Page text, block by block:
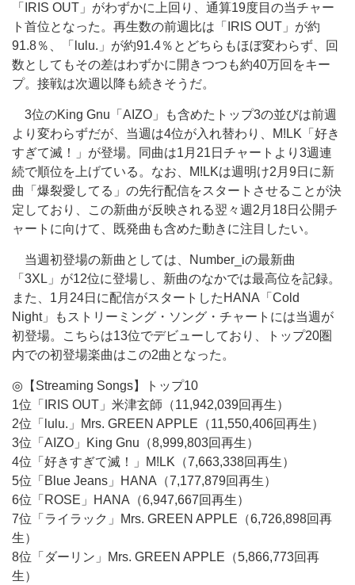
「IRIS OUT」がわずかに上回り、通算19度目の当チャー
ト首位となった。再生数の前週比は「IRIS OUT」が約
91.8％、「lulu.」が約91.4％とどちらもほぼ変わらず、回
数としてもその差はわずかに開きつつも約40万回をキー
プ。接戦は次週以降も続きそうだ。
3位のKing Gnu「AIZO」も含めたトップ3の並びは前週
より変わらずだが、当週は4位が入れ替わり、M!LK「好き
すぎて滅！」が登場。同曲は1月21日チャートより3週連
続で順位を上げている。なお、M!LKは週明け2月9日に新
曲「爆裂愛してる」の先行配信をスタートさせることが決
定しており、この新曲が反映される翌々週2月18日公開チ
ャートに向けて、既発曲も含めた動きに注目したい。
当週初登場の新曲としては、Number_iの最新曲
「3XL」が12位に登場し、新曲のなかでは最高位を記録。
また、1月24日に配信がスタートしたHANA「Cold
Night」もストリーミング・ソング・チャートには当週が
初登場。こちらは13位でデビューしており、トップ20圏
内での初登場楽曲はこの2曲となった。
◎【Streaming Songs】トップ10
1位「IRIS OUT」米津玄師（11,942,039回再生）
2位「lulu.」Mrs. GREEN APPLE（11,550,406回再生）
3位「AIZO」King Gnu（8,999,803回再生）
4位「好きすぎて滅！」M!LK（7,663,338回再生）
5位「Blue Jeans」HANA（7,177,879回再生）
6位「ROSE」HANA（6,947,667回再生）
7位「ライラック」Mrs. GREEN APPLE（6,726,898回再
生）
8位「ダーリン」Mrs. GREEN APPLE（5,866,773回再
生）